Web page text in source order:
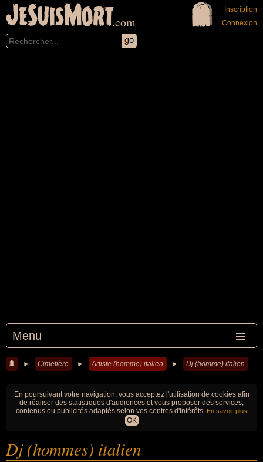
JeSuisMort.com
Menu
Inscription
Connexion
► Cimetière ► Artiste (homme) italien ► Dj (homme) italien
En poursuivant votre navigation, vous acceptez l'utilisation de cookies afin
de réaliser des statistiques d'audiences et vous proposer des services,
contenus ou publicités adaptés selon vos centres d'intérêts. En savoir plus
OK
Dj (hommes) italien